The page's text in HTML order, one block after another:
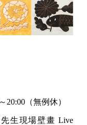
（無例休）
現場壁畫 Live